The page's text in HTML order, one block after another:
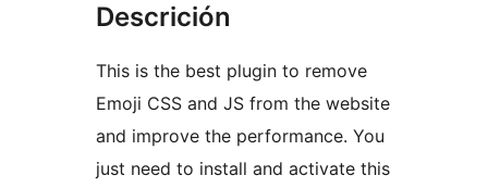
Descrición
This is the best plugin to remove
Emoji CSS and JS from the website
and improve the performance. You
just need to install and activate this